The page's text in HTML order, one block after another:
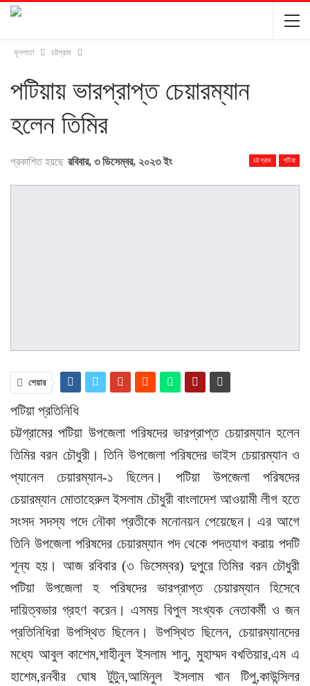
মূলপাতা চট্টগ্রাম
পটিয়ায় ভারপ্রাপ্ত চেয়ারম্যান
হলেন তিমির
চট্টগ্রাম পটিয়া
প্রকাশিত হয়ছে রবিবার, ৩ ডিসেম্বর, ২০২৩ ইং
শেয়ার
পটিয়া প্রতিনিধি
চট্টগ্রামের পটিয়া উপজেলা পরিষদের ভারপ্রাপ্ত চেয়ারম্যান হলেন
তিমির বরন চৌধুরী। তিনি উপজেলা পরিষদের ভাইস চেয়ারম্যান ও
প্যানেল চেয়ারম্যান-১ ছিলেন। পটিয়া উপজেলা পরিষদের
চেয়ারম্যান মোতাহেরুল ইসলাম চৌধুরী বাংলাদেশ আওয়ামী লীগ হতে
সংসদ সদস্য পদে নৌকা প্রতীকে মনোনয়ন পেয়েছেন। এর আগে
তিনি উপজেলা পরিষদের চেয়ারম্যান পদ থেকে পদত্যাগ করায় পদটি
শূন্য হয়। আজ রবিবার (৩ ডিসেম্বর) দুপুরে তিমির বরন চৌধুরী
পটিয়া উপজেলা হ পরিষদের ভারপ্রাপ্ত চেয়ারম্যান হিসেবে
দায়িত্বভার গ্রহণ করেন। এসময় বিপুল সংখ্যক নেতাকর্মী ও জন
প্রতিনিধিরা উপস্থিত ছিলেন। উপস্থিত ছিলেন, চেয়ারম্যানদের
মধ্যে আবুল কাশেম,শাহীনুল ইসলাম শানু, মুহাম্মদ বখতিয়ার,এম এ
হাশেম,রনবীর ঘোষ টুটুন,আমিনুল ইসলাম খান টিপু,কাউন্সিলর